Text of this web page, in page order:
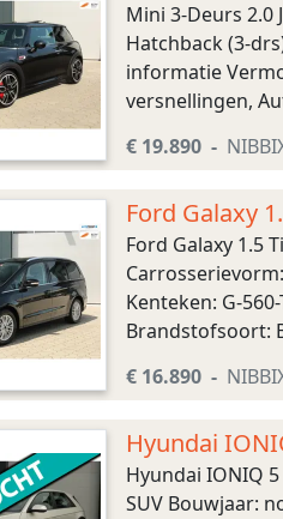
Mini 3-Deurs
Hatchback (3-
informatie
versnellingen,
€ 19.890
Ford Galaxy
Ford Galaxy 1.5
Kenteken: G-
Brandstofsoort:
€ 16.890
Hyundai
Hyundai IONIQ
SUV Bouwjaar: